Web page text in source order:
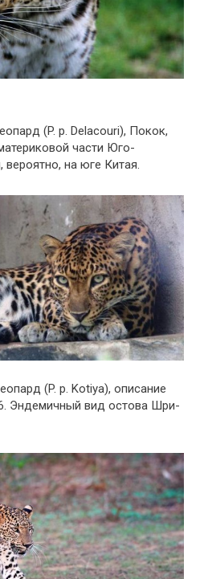
(P. p. Delacouri), Покок,
части Юго-
вероятно, на юге Китая.
(P. p. Kotiya), описание
Эндемичный вид остова Шри-